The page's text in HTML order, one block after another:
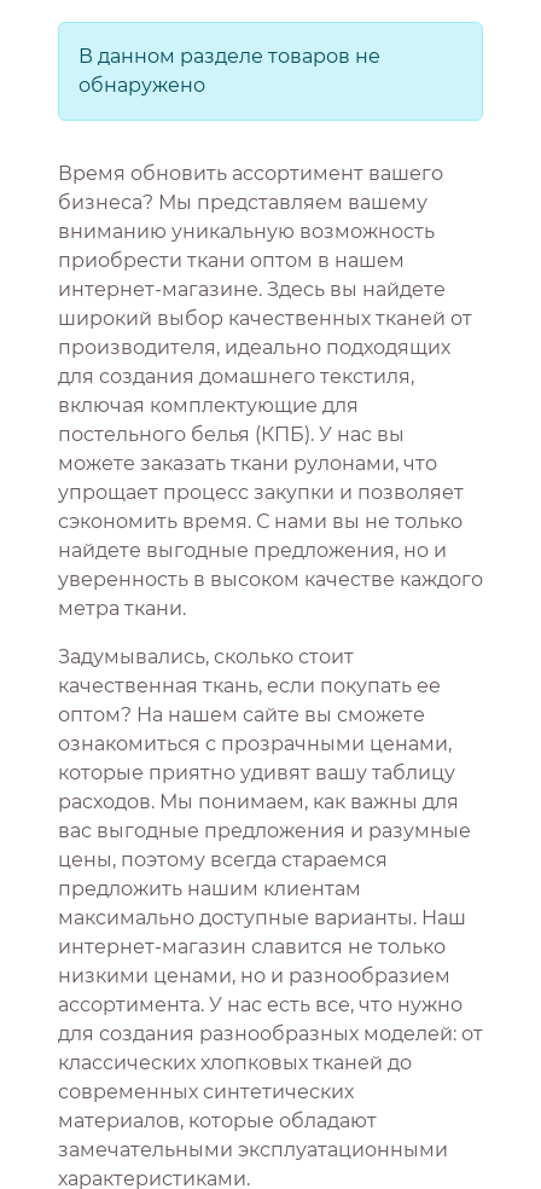
В данном разделе товаров не
обнаружено
Время обновить ассортимент вашего
бизнеса? Мы представляем вашему
вниманию уникальную возможность
приобрести ткани оптом в нашем
интернет-магазине. Здесь вы найдете
широкий выбор качественных тканей от
производителя, идеально подходящих
для создания домашнего текстиля,
включая комплектующие для
постельного белья (КПБ). У нас вы
можете заказать ткани рулонами, что
упрощает процесс закупки и позволяет
сэкономить время. С нами вы не только
найдете выгодные предложения, но и
уверенность в высоком качестве каждого
метра ткани.
Задумывались, сколько стоит
качественная ткань, если покупать ее
оптом? На нашем сайте вы сможете
ознакомиться с прозрачными ценами,
которые приятно удивят вашу таблицу
расходов. Мы понимаем, как важны для
вас выгодные предложения и разумные
цены, поэтому всегда стараемся
предложить нашим клиентам
максимально доступные варианты. Наш
интернет-магазин славится не только
низкими ценами, но и разнообразием
ассортимента. У нас есть все, что нужно
для создания разнообразных моделей: от
классических хлопковых тканей до
современных синтетических
материалов, которые обладают
замечательными эксплуатационными
характеристиками.